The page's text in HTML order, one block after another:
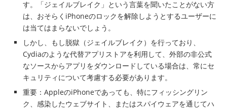
す。「ジェイルブレイク」という言葉を聞いたことがない方
は、おそらくiPhoneのロックを解除しようとするユーザーに
は当てはまらないでしょう。
しかし、もし脱獄（ジェイルブレイク）を行っており、
Cydiaのような代替アプリストアを利用して、外部の非公式
なソースからアプリをダウンロードしている場合は、常にセ
キュリティについて考慮する必要があります。
重要：AppleのiPhoneであっても、特にフィッシングリン
ク、感染したウェブサイト、またはスパイウェアを通じてハ